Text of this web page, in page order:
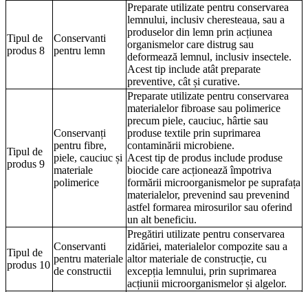
Tipul de
produs 8
Conservanti
pentru lemn
Preparate utilizate pentru conservarea
lemnului, inclusiv cheresteaua, sau a
produselor din lemn prin acțiunea
organismelor care distrug sau
deformează lemnul, inclusiv insectele.
Acest tip include atât preparate
preventive, cât și curative.
Tipul de
produs 9
Conservanți
pentru fibre,
piele, cauciuc și
materiale
polimerice
Preparate utilizate pentru conservarea
materialelor fibroase sau polimerice
precum piele, cauciuc, hârtie sau
produse textile prin suprimarea
contaminării microbiene.
Acest tip de produs include produse
biocide care acționează împotriva
formării microorganismelor pe suprafața
materialelor, prevenind sau prevenind
astfel formarea mirosurilor sau oferind
un alt beneficiu.
Tipul de
produs 10
Conservanti
pentru materiale
de constructii
Pregătiri utilizate pentru conservarea
zidăriei, materialelor compozite sau a
altor materiale de construcție, cu
excepția lemnului, prin suprimarea
acțiunii microorganismelor și algelor.